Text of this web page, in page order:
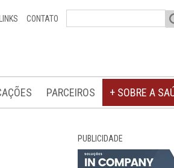
LINKS CONTATO
PARCEIROS + SOBRE A
PUBLICIDADE